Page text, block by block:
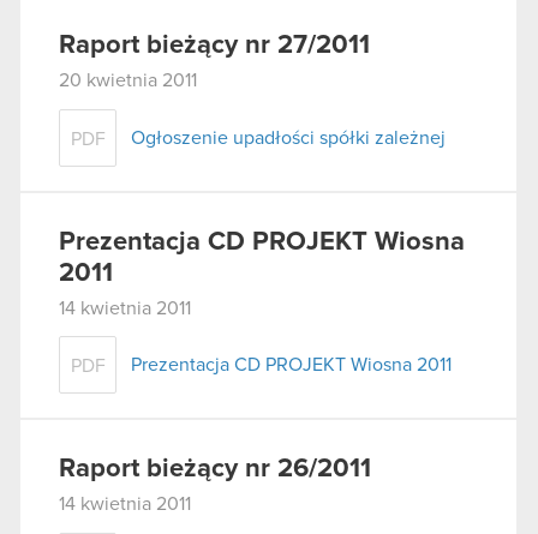
Raport bieżący nr 27/2011
20 kwietnia 2011
PDF Ogłoszenie upadłości spółki zależnej
Prezentacja CD PROJEKT Wiosna
2011
14 kwietnia 2011
PDF Prezentacja CD PROJEKT Wiosna 2011
Raport bieżący nr 26/2011
14 kwietnia 2011